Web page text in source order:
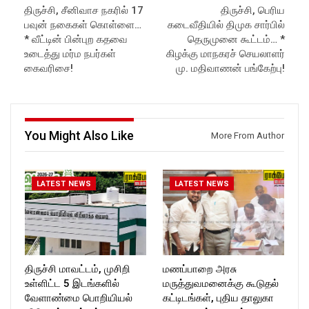
Subscribe:
https://www.youtube.com/@r
ockforttimes
Like us on:
https://www.facebook.com/R
ockforttimes
Follow us on:
https://twitter.com/ROCKFOR
T_TIMES
https://rockforttimes.
in//
Subscribe:
https://www.youtube.com/@r
ockforttimes
Like us on:
Follow us on:
T_TIMESC
திருச்சி, சீனிவாச நகரில் 17
பவுன் நகைகள் கொள்ளை…
* வீட்டின் பின்புற கதவை
உடைத்து மர்ம நபர்கள்
கைவரிசை!
திருச்சி, பெரிய
கடைவீதியில் திமுக சார்பில்
தெருமுனை கூட்டம்… *
கிழக்கு மாநகரச் செயலாளர்
மு. மதிவாணன் பங்கேற்பு!
You Might Also Like More From Author
LATEST NEWS
திருச்சி மாவட்டம், முசிறி
உள்ளிட்ட 5 இடங்களில்
வேளாண்மை பொறியியல்
LATEST NEWS
மணப்பாறை அரசு
மருத்துவமனைக்கு கூடுதல்
கட்டிடங்கள், புதிய தாலுகா